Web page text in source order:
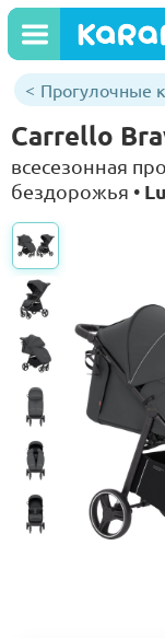
Прогулочные
Carrello
всесезонная
бездорожья •